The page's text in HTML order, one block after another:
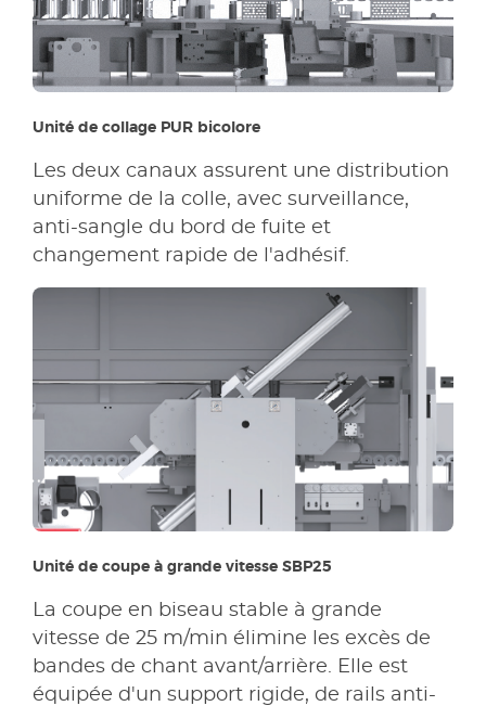
Unité de collage PUR bicolore
Les deux canaux assurent une distribution
uniforme de la colle, avec surveillance,
anti-sangle du bord de fuite et
changement rapide de l'adhésif.
Unité de coupe à grande vitesse SBP25
La coupe en biseau stable à grande
vitesse de 25 m/min élimine les excès de
bandes de chant avant/arrière. Elle est
équipée d'un support rigide, de rails anti-